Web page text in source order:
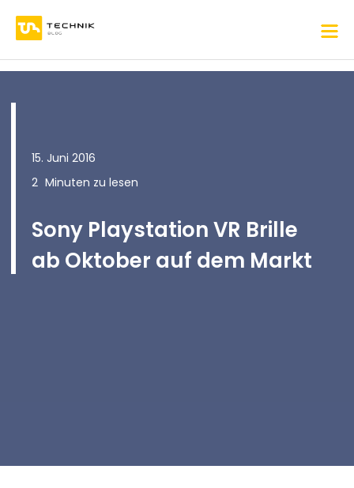
15. Juni 2016
2 Minuten zu lesen
Sony Playstation VR Brille
ab Oktober auf dem Markt